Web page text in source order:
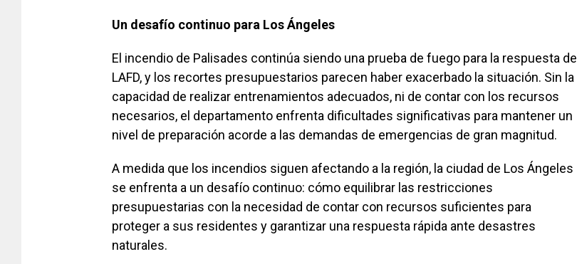
Un desafío continuo para Los Ángeles
El incendio de Palisades continúa siendo una prueba de fuego para la respuesta del
LAFD, y los recortes presupuestarios parecen haber exacerbado la situación. Sin la
capacidad de realizar entrenamientos adecuados, ni de contar con los recursos
necesarios, el departamento enfrenta dificultades significativas para mantener un
nivel de preparación acorde a las demandas de emergencias de gran magnitud.
A medida que los incendios siguen afectando a la región, la ciudad de Los Ángeles
se enfrenta a un desafío continuo: cómo equilibrar las restricciones
presupuestarias con la necesidad de contar con recursos suficientes para
proteger a sus residentes y garantizar una respuesta rápida ante desastres
naturales.